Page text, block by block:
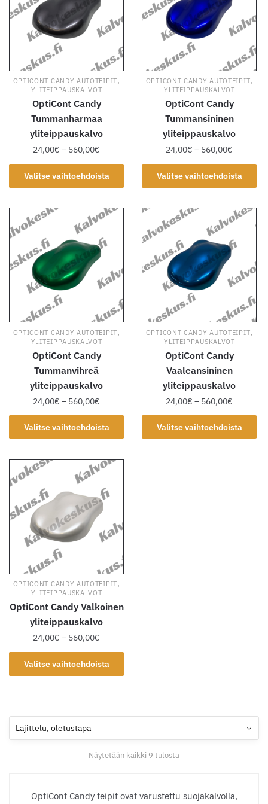
tehdä
valinnat
tuotteen
tehdä
valinnat
tuotteen
OPTICONT CANDY AUTOTEIPIT,
YLITEIPPAUSKALVOT
OptiCont Candy
Tummanharmaa
yliteippauskalvo
24,00€ – 560,00€
24,00€
-
560,00€
Valitse vaihtoehdoista
Tällä
tuotteella
useampi
muunnelma.
Voit
tehdä
valinnat
tuotteen
OPTICONT CANDY AUTOTEIPIT,
YLITEIPPAUSKALVOT
OptiCont Candy
Tummansininen
yliteippauskalvo
24,00€ – 560,00€
24,00€
-
560,00€
Valitse vaihtoehdoista
Tällä
tuotteella
useampi
muunnelma.
Voit
tehdä
valinnat
tuotteen
OPTICONT CANDY AUTOTEIPIT,
YLITEIPPAUSKALVOT
OptiCont Candy
Tummanvihreä
yliteippauskalvo
24,00€ – 560,00€
24,00€
-
560,00€
Valitse vaihtoehdoista
Tällä
tuotteella
useampi
muunnelma.
Voit
tehdä
valinnat
tuotteen
OPTICONT CANDY AUTOTEIPIT,
YLITEIPPAUSKALVOT
OptiCont Candy
Vaaleansininen
yliteippauskalvo
24,00€ – 560,00€
24,00€
-
560,00€
Valitse vaihtoehdoista
Tällä
tuotteella
OPTICONT CANDY AUTOTEIPIT,
YLITEIPPAUSKALVOT
OptiCont Candy Valkoinen
yliteippauskalvo
24,00€ – 560,00€
24,00€
-
560,00€
Valitse vaihtoehdoista
Tällä
tuotteella
muunnelma.
Voit
valinnatNäytetään kaikki 9 tulosta
OptiCont Candy teipit ovat varustettu suojakalvolla,